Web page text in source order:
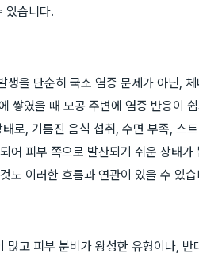
있습니다.
생을 단순히 국소 염증 문제가 아닌,
쌓였을 때 모공 주변에 염증 반응이
로, 기름진 음식 섭취, 수면 부족, 스
어 피부 쪽으로 발산되기 쉬운 상태
도 이러한 흐름과 연관이 있을 수 있습
많고 피부 분비가 왕성한 유형이나,